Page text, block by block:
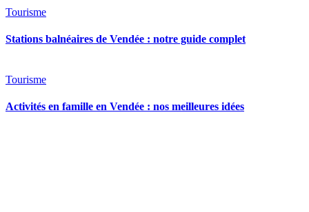
Tourisme
Stations balnéaires de Vendée : notre guide complet
Tourisme
Activités en famille en Vendée : nos meilleures idées